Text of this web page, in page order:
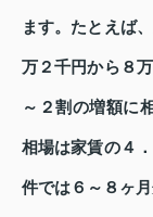
ます。たとえば
万２千円から８
～２割の増額に
相場は家賃の４
件では６～８ヶ